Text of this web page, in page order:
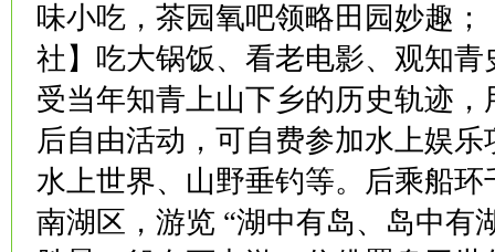
味小吃，茶园氧吧领略田园妙趣；
社】吃大锅饭、看老电影、观知青
受当年知青上山下乡的历史轨迹，
后自由活动，可自费参加水上娱乐
水上世界、山野垂钓等。后乘船环
南湖区，游览 “湖中有岛、岛中有